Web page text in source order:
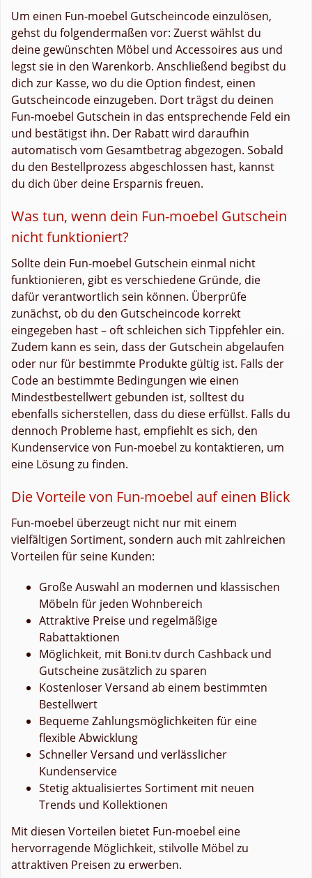
Um einen Fun-moebel Gutscheincode einzulösen,
gehst du folgendermaßen vor: Zuerst wählst du
deine gewünschten Möbel und Accessoires aus und
legst sie in den Warenkorb. Anschließend begibst du
dich zur Kasse, wo du die Option findest, einen
Gutscheincode einzugeben. Dort trägst du deinen
Fun-moebel Gutschein in das entsprechende Feld ein
und bestätigst ihn. Der Rabatt wird daraufhin
automatisch vom Gesamtbetrag abgezogen. Sobald
du den Bestellprozess abgeschlossen hast, kannst
du dich über deine Ersparnis freuen.
Was tun, wenn dein Fun-moebel Gutschein
nicht funktioniert?
Sollte dein Fun-moebel Gutschein einmal nicht
funktionieren, gibt es verschiedene Gründe, die
dafür verantwortlich sein können. Überprüfe
zunächst, ob du den Gutscheincode korrekt
eingegeben hast – oft schleichen sich Tippfehler ein.
Zudem kann es sein, dass der Gutschein abgelaufen
oder nur für bestimmte Produkte gültig ist. Falls der
Code an bestimmte Bedingungen wie einen
Mindestbestellwert gebunden ist, solltest du
ebenfalls sicherstellen, dass du diese erfüllst. Falls du
dennoch Probleme hast, empfiehlt es sich, den
Kundenservice von Fun-moebel zu kontaktieren, um
eine Lösung zu finden.
Die Vorteile von Fun-moebel auf einen Blick
Fun-moebel überzeugt nicht nur mit einem
vielfältigen Sortiment, sondern auch mit zahlreichen
Vorteilen für seine Kunden:
Große Auswahl an modernen und klassischen
Möbeln für jeden Wohnbereich
Attraktive Preise und regelmäßige
Rabattaktionen
Möglichkeit, mit Boni.tv durch Cashback und
Gutscheine zusätzlich zu sparen
Kostenloser Versand ab einem bestimmten
Bestellwert
Bequeme Zahlungsmöglichkeiten für eine
flexible Abwicklung
Schneller Versand und verlässlicher
Kundenservice
Stetig aktualisiertes Sortiment mit neuen
Trends und Kollektionen
Mit diesen Vorteilen bietet Fun-moebel eine
hervorragende Möglichkeit, stilvolle Möbel zu
attraktiven Preisen zu erwerben.